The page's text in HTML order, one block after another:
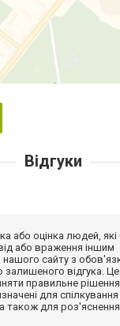
Відгуки
або оцінка людей,
або враження іншим
нашого сайту з
залишеного відгука.
правильне
для спілкування
також для